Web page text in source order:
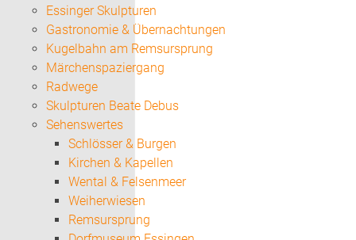
Essinger Skulpturen
Gastronomie & Übernachtungen
Kugelbahn am Remsursprung
Märchenspaziergang
Radwege
Skulpturen Beate Debus
Sehenswertes
Schlösser & Burgen
Kirchen & Kapellen
Wental & Felsenmeer
Weiherwiesen
Remsursprung